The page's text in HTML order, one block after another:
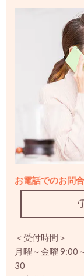
お電話でのお問
＜受付時間＞
月曜～金曜 9:00
30